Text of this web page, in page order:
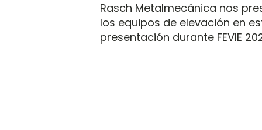
Rasch Metalmecánica nos
los equipos de elevación en
presentación durante FEVIE